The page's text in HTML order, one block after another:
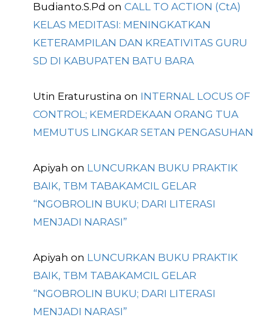
Budianto.S.Pd on CALL TO ACTION (CtA)
KELAS MEDITASI: MENINGKATKAN
KETERAMPILAN DAN KREATIVITAS GURU
SD DI KABUPATEN BATU BARA
Utin Eraturustina on INTERNAL LOCUS OF
CONTROL; KEMERDEKAAN ORANG TUA
MEMUTUS LINGKAR SETAN PENGASUHAN
Apiyah on LUNCURKAN BUKU PRAKTIK
BAIK, TBM TABAKAMCIL GELAR
“NGOBROLIN BUKU; DARI LITERASI
MENJADI NARASI”
Apiyah on LUNCURKAN BUKU PRAKTIK
BAIK, TBM TABAKAMCIL GELAR
“NGOBROLIN BUKU; DARI LITERASI
MENJADI NARASI”